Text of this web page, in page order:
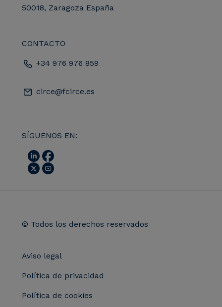
50018, Zaragoza España
CONTACTO
+34 976 976 859
circe@fcirce.es
SÍGUENOS EN:
© Todos los derechos reservados
Aviso legal
Política de privacidad
Política de cookies